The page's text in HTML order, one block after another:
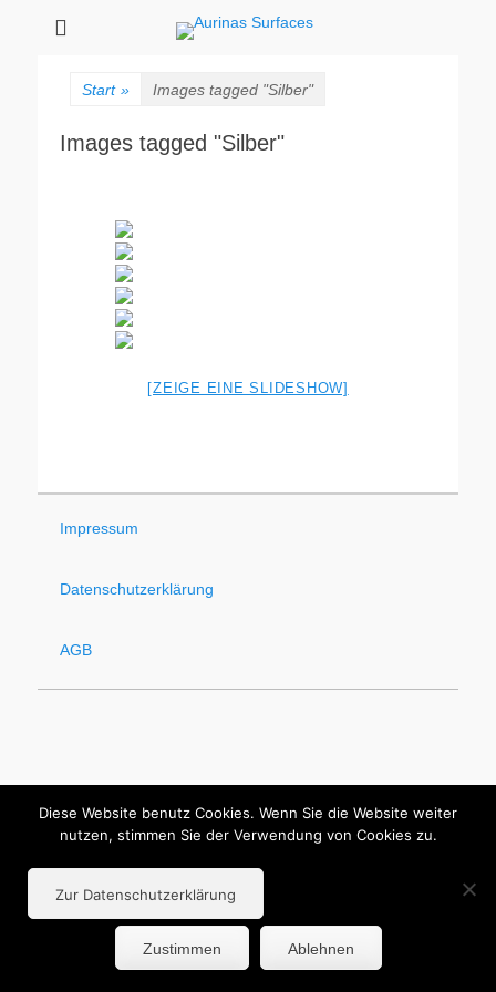
Aurinas Surfaces
Oberflächen Manufaktur
Start » Images tagged "Silber"
Images tagged "Silber"
[ZEIGE EINE SLIDESHOW]
Impressum
Datenschutzerklärung
AGB
Diese Website benutz Cookies. Wenn Sie die Website weiter
nutzen, stimmen Sie der Verwendung von Cookies zu.
Zur Datenschutzerklärung
Zustimmen Ablehnen